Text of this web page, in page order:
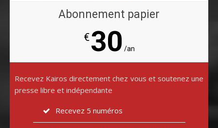
Abonnement papier
€30 /an
Recevez Kairos directement chez vous et soutenez une
presse libre et indépendante
Recevez 5 numéros